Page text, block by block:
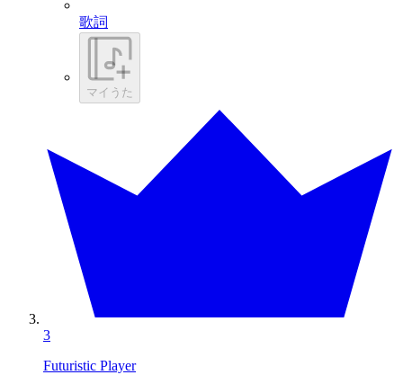
歌詞
マイうた
3
Futuristic Player